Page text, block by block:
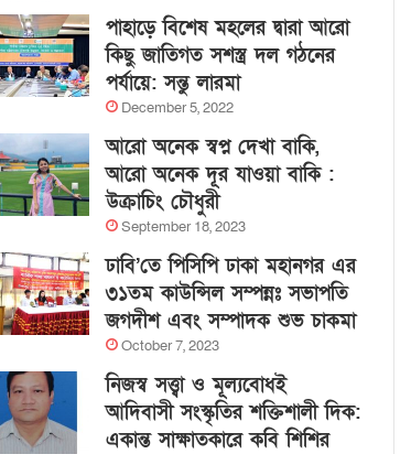
পাহাড়ে বিশেষ মহলের দ্বারা আরো
কিছু জাতিগত সশস্ত্র দল গঠনের
পর্যায়ে: সন্তু লারমা
December 5, 2022
আরো অনেক স্বপ্ন দেখা বাকি,
আরো অনেক দূর যাওয়া বাকি :
উক্রাচিং চৌধুরী
September 18, 2023
ঢাবি’তে পিসিপি ঢাকা মহানগর এর
৩১তম কাউন্সিল সম্পন্নঃ সভাপতি
জগদীশ এবং সম্পাদক শুভ চাকমা
October 7, 2023
নিজস্ব সত্ত্বা ও মূল্যবোধই
আদিবাসী সংস্কৃতির শক্তিশালী দিক:
একান্ত সাক্ষাতকারে কবি শিশির